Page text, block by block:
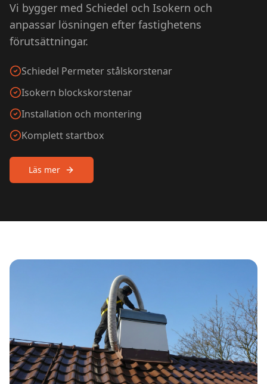
Vi bygger med Schiedel och Isokern och
anpassar lösningen efter fastighetens
förutsättningar.
Schiedel Permeter stålskorstenar
Isokern blockskorstenar
Installation och montering
Komplett startbox
Läs mer